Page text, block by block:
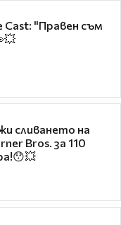
Cast: "Правен съм
сливането на
Bros. за 110